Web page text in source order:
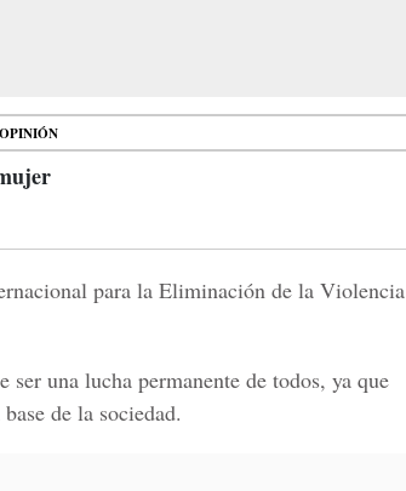
OPINIÓN
para la Eliminación de la Violencia
una lucha permanente de todos, ya que
de la sociedad.